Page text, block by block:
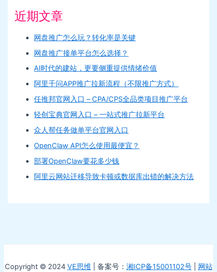
近期文章
网盘推广怎么玩？转化率是关键
网盘推广接单平台怎么选择？
AI时代的建站，更要侧重提供情绪价值
阿里千问APP推广拉新流程（不限推广方式）
任推邦官网入口 – CPA/CPS全品类项目推广平台
轻创宝典官网入口 – 一站式推广拉新平台
众人帮任务做单平台官网入口
OpenClaw API怎么使用最便宜？
部署OpenClaw要花多少钱
阿里云网站迁移导致卡顿或数据库出错的解决方法
Copyright © 2024 VE思维 | 备案号： 湘ICP备15001102号| 网站